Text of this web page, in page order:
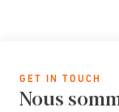
GET IN TOUCH
Nous